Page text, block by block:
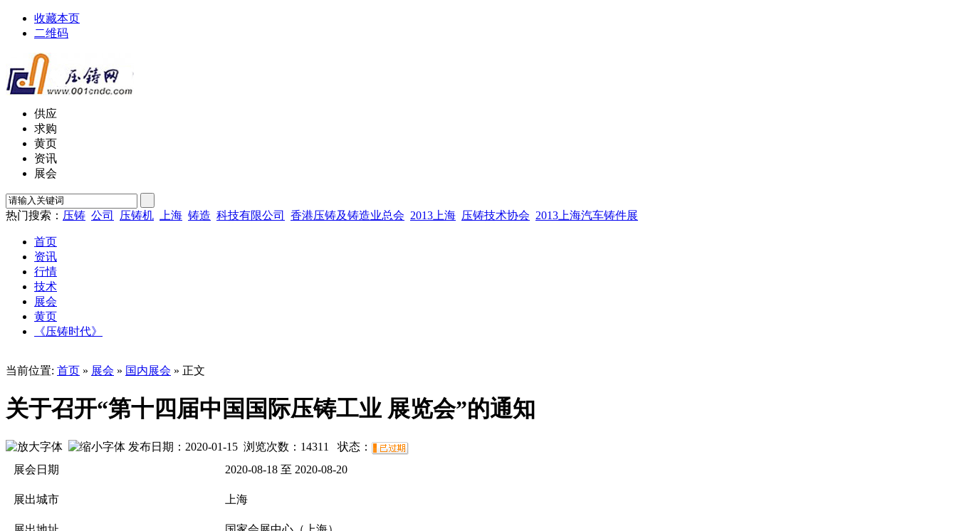
收藏本页
二维码
供应
求购
黄页
资讯
展会
热门搜索： 压铸 公司 压铸机 上海 铸造 科技有限公司 香港压铸及铸造业总会 2013上海 压铸技术协会 2013上海汽车铸件展
首页
资讯
行情
技术
展会
黄页
《压铸时代》
当前位置: 首页 » 展会 » 国内展会 » 正文
关于召开“第十四届中国国际压铸工业 展览会”的通知
发布日期：2020-01-15 浏览次数： 14311
状态：
展会日期
2020-08-18 至 2020-08-20
展出城市 上海